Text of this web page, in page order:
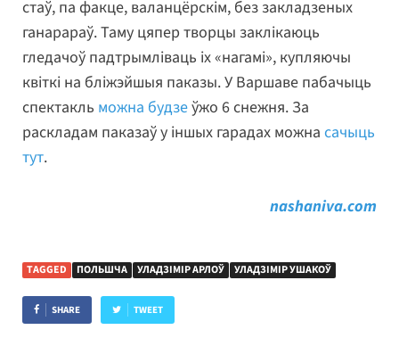
стаў, па факце, валанцёрскім, без закладзеных
ганарараў. Таму цяпер творцы заклікаюць
гледачоў падтрымліваць іх «нагамі», купляючы
квіткі на бліжэйшыя паказы. У Варшаве пабачыць
спектакль можна будзеўжо 6 снежня. За
раскладам паказаў у іншых гарадах можна сачыць
тут.
nashaniva.com
TAGGED ПОЛЬШЧА УЛАДЗІМІР АРЛОЎ УЛАДЗІМІР УШАКОЎ
SHARE TWEET